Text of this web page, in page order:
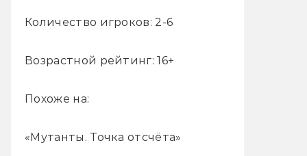
Количество игроков: 2-6
Возрастной рейтинг: 16+
Похоже на:
«Мутанты. Точка отсчёта»